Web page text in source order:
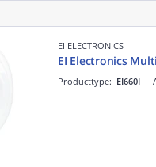
EI ELECTRONICS
EI Electronics
Producttype: EI660I